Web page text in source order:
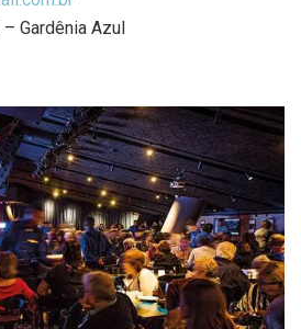
Gardênia Azul